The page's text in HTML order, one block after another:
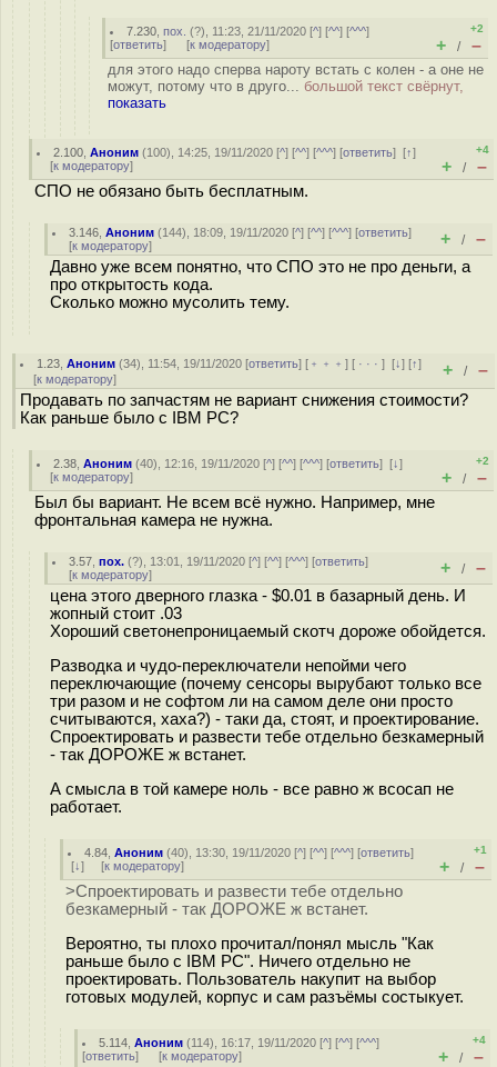
7.230 ,пох. (?), 11:23, 21/11/2020 [^] [^^] [^^^]
[ответить] [к модератору]
+2
+ / –
для этого надо сперва нароту встать с колен - а оне не
можут, потому что в друго... большой текст свёрнут,
показать
2.100 ,Аноним (100), 14:25, 19/11/2020 [^] [^^] [^^^] [ответить][↑]
[к модератору]
+4
+ / –
СПО не обязано быть бесплатным.
3.146 ,Аноним (144), 18:09, 19/11/2020 [^] [^^] [^^^] [ответить]
[к модератору] + / –
Давно уже всем понятно, что СПО это не про деньги, а
про открытость кода.
Сколько можно мусолить тему.
1.23 ,Аноним (34), 11:54, 19/11/2020 [ответить] [ ﹢﹢﹢] [ · · ·][↓] [↑]
[к модератору] + / –
Продавать по запчастям не вариант снижения стоимости?
Как раньше было с IBM PC?
2.38 ,Аноним (40), 12:16, 19/11/2020 [^] [^^] [^^^] [ответить][↓]
[к модератору]
+2
+ / –
Был бы вариант. Не всем всё нужно. Например, мне
фронтальная камера не нужна.
3.57 ,пох. (?), 13:01, 19/11/2020 [^] [^^] [^^^] [ответить]
[к модератору] + / –
цена этого дверного глазка - $0.01 в базарный день. И
жопный стоит .03
Хороший светонепроницаемый скотч дороже обойдется.
Разводка и чудо-переключатели непойми чего
переключающие (почему сенсоры вырубают только все
три разом и не софтом ли на самом деле они просто
считываются, хаха?) - таки да, стоят, и проектирование.
Спроектировать и развести тебе отдельно безкамерный
- так ДОРОЖЕ ж встанет.
А смысла в той камере ноль - все равно ж всосап не
работает.
4.84 ,Аноним (40), 13:30, 19/11/2020 [^] [^^] [^^^] [ответить]
[↓] [к модератору]
+1
+ / –
>Спроектировать и развести тебе отдельно
безкамерный - так ДОРОЖЕ ж встанет.
Вероятно, ты плохо прочитал/понял мысль "Как
раньше было с IBM PC". Ничего отдельно не
проектировать. Пользователь накупит на выбор
готовых модулей, корпус и сам разъёмы состыкует.
5.114 ,Аноним (114), 16:17, 19/11/2020 [^] [^^] [^^^]
[ответить] [к модератору]
+4
+ / –